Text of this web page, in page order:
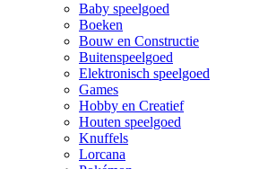
Baby speelgoed
Boeken
Bouw en Constructie
Buitenspeelgoed
Elektronisch speelgoed
Games
Hobby en Creatief
Houten speelgoed
Knuffels
Lorcana